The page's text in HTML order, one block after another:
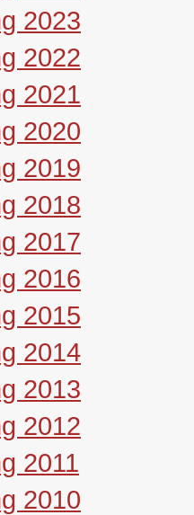
2023
2022
2021
2020
2019
2018
2017
2016
2015
2014
2013
2012
2011
2010